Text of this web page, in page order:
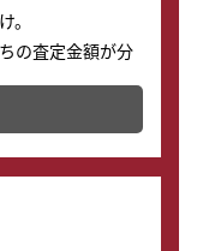
。
の査定金額が分